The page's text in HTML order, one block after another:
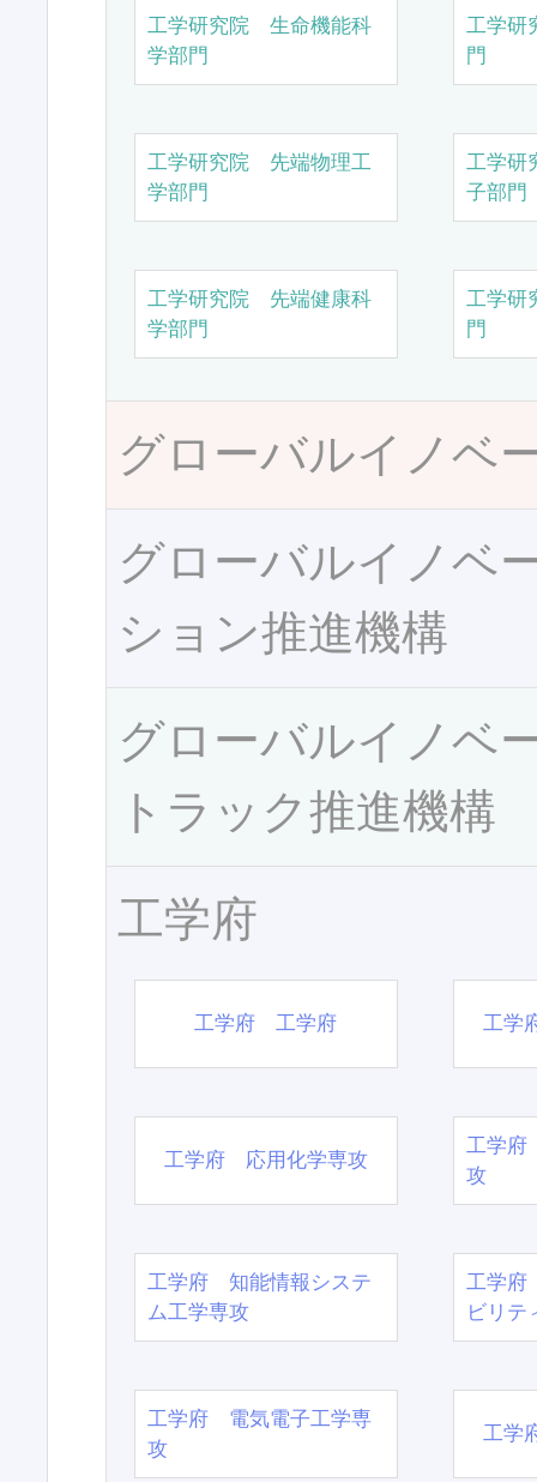
工学研究院 生命機能科
学部門
工学研
門
工学研究院 先端物理工
学部門
工学研
子部門
工学研究院 先端健康科
学部門
工学研
門
グローバルイノベ
グローバルイノベ
ション推進機構
グローバルイノベ
トラック推進機構
工学府
工学府 工学府 工学
工学府 応用化学専攻
工学府
攻
工学府 知能情報システ
ム工学専攻
工学府
ビリテ
工学府 電気電子工学専
攻
工学